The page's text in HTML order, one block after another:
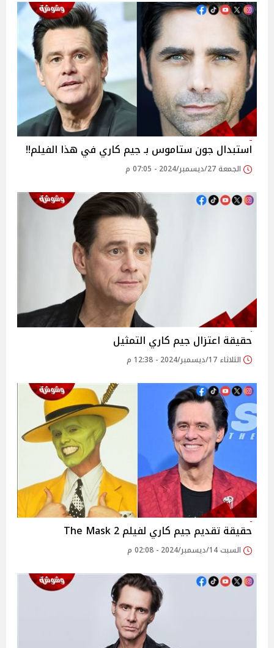
استبدال جون ستاموس بـ جيم كاري في هذا الفيلم!!
الجمعة 27/ديسمبر/2024 - 07:05 م
حقيقة اعتزال جيم كاري التمثيل
الثلاثاء 17/ديسمبر/2024 - 12:38 م
حقيقة تقديم جيم كاري لفيلم 2 The Mask
السبت 14/ديسمبر/2024 - 02:08 م